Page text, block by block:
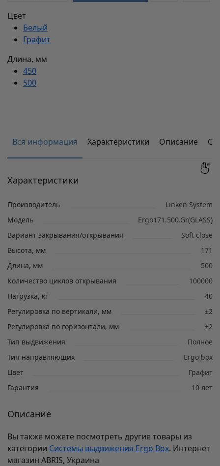
Цвет
Белый
Графит
Длина, мм
450
500
Вся информация Характеристики Описание
Характеристики
Производитель
Linken System
Модель
Ergo171.500.Gr(GLASS)
Вариант закрывания/открывания
Soft close
Высота, мм
171
Длина, мм
500
Количество циклов открывания
100000
Нагрузка, кг
40
Регулировка по вертикали, мм
±2
Регулировка по горизонтали, мм
±2
Тип выдвижения
Полное
Тип направляющих
Ergo box
Цвет
Графит
Гарантия
10 лет
Описание
Вы также можете посмотреть другие товары из
категории Системы выдвижения Ergo Box. Интернет
магазин ABRIS, Украина